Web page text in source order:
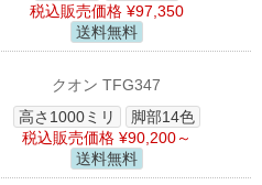
税込販売価格 ¥97,350
送料無料
クオン TFG347
高さ1000ミリ
脚部14色
税込販売価格 ¥90,200～
送料無料